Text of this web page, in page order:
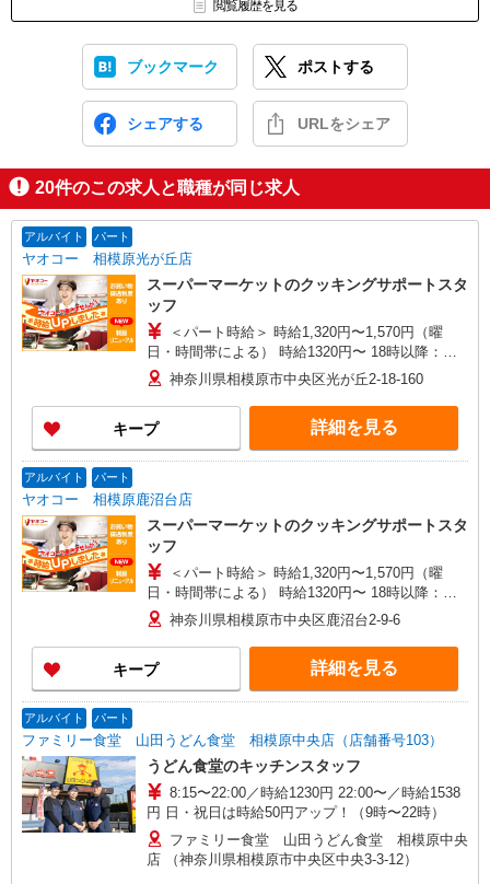
閲覧履歴を見る
ブックマーク ポストする
シェアする URLをシェア
20件のこの求人と職種が同じ求人
アルバイト パート
ヤオコー 相模原光が丘店
スーパーマーケットのクッキングサポートスタ
ッフ
＜パート時給＞ 時給1,320円〜1,570円（曜
日・時間帯による） 時給1320円〜 18時以降：時
給1470円〜 ★土曜＋100円 ★日・祝＋100円 ※ア
ルバイトさんの時給や募集内容はお問い合わせく
ださい
神奈川県相模原市中央区光が丘2-18-160
キープ 詳細を見る
アルバイト パート
ヤオコー 相模原鹿沼台店
スーパーマーケットのクッキングサポートスタ
ッフ
＜パート時給＞ 時給1,320円〜1,570円（曜
日・時間帯による） 時給1320円〜 18時以降：時
給1470円〜 ★土曜＋100円 ★日・祝＋100円 ※ア
ルバイトさんの時給や募集内容はお問い合わせく
ださい
神奈川県相模原市中央区鹿沼台2-9-6
キープ 詳細を見る
アルバイト パート
ファミリー食堂 山田うどん食堂 相模原中央店（店舗番号103）
うどん食堂のキッチンスタッフ
8:15〜22:00／時給1230円 22:00〜／時給1538
円 日・祝日は時給50円アップ！（9時〜22時）
ファミリー食堂 山田うどん食堂 相模原中央
店 （神奈川県相模原市中央区中央3-3-12）